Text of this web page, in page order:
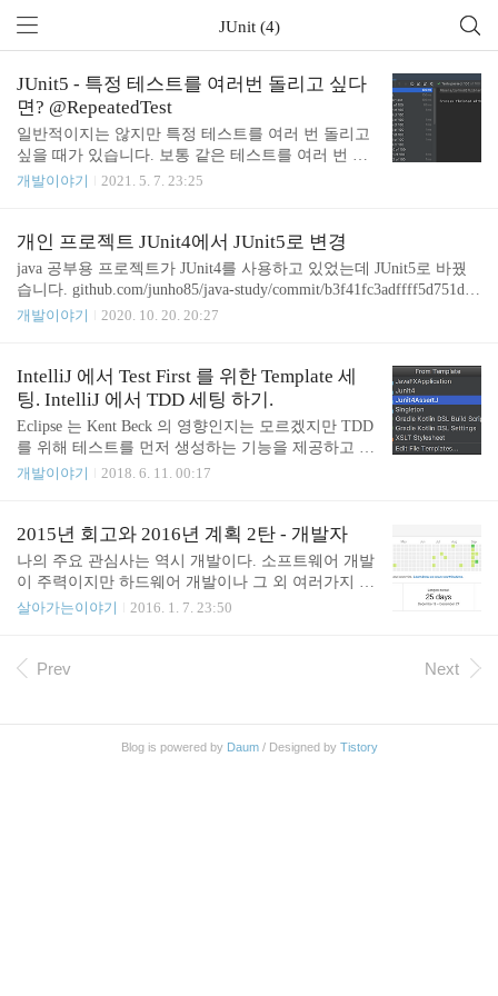
JUnit (4)
JUnit5 - 특정 테스트를 여러번 돌리고 싶다
면? @RepeatedTest
일반적이지는 않지만 특정 테스트를 여러 번 돌리고
싶을 때가 있습니다. 보통 같은 테스트를 여러 번 수
행해도 같은 결과가 나올 것이기 때문에 여러 번 돌
rameterizedTest를 사용하면 됩니다. 저는 최근 랜덤
값에 대한 테스트를 만들다가 @RepeatedTest를 사용
해 보았습니다. 사실 랜덤 값에 대한 테스트는 웬만
해서는 잘 만들지는 않습니다. 결괏값이 랜덤 하게
나올 수 있기 때문에 테스트의 성공 여부를 보장하지
와 동일하지는 않지만 대략적인 테스트 코드를 만들
어 보면 다음과 같습니다. @DisplayName("random nu
mber test..
개발이야기 2021. 5. 7. 23:25
개인 프로젝트 JUnit4에서 JUnit5로 변경
java 공부용 프로젝트가 JUnit4를 사용하고 있었는데 JUnit5로 바꿨
습니다. github.com/junho85/java-study/commit/b3f41fc3adffff5d751d2c
5b50265d60f231bdf0 junit4 -> junit5 · junho85/java-study@b3f41fc Ana
about the pages you visit and how many clicks you need to accomplish a t
ask...
개발이야기 2020. 10. 20. 20:27
IntelliJ 에서 Test First 를 위한 Template 세
팅. IntelliJ 에서 TDD 세팅 하기.
Eclipse 는 Kent Beck 의 영향인지는 모르겠지만 TDD
를 위해 테스트를 먼저 생성하는 기능을 제공하고 있
다. 그런데 IntelliJ 에는 이런 기능은 없고 이미 만들
트 케이스를 먼저 만드는 모습이다. Jupiter test 는 또
뭐지? 오랜만에 Eclipse 를 설치 해서 그런가 좀 적응
이 안되는 느낌이다. 방금 설치 한 Eclipse 버전은 Ox
기능은 없다. 다만 Eclipse 에서도 New JUnit Test Case
개발이야기 2018. 6. 11. 00:17
2015년 회고와 2016년 계획 2탄 - 개발자
나의 주요 관심사는 역시 개발이다. 소프트웨어 개발
이 주력이지만 하드웨어 개발이나 그 외 여러가지 개
발을 포함한다. 일종의 Maker 와 같은 개념이라고 보
년 세우는 계획 중 일일코딩이 있다. 단순 일일코딩
타 글쓰기나 이슈처리 등등 도 일일커밋에 포함되기
살아가는이야기 2016. 1. 7. 23:50
Prev Next
Blog is powered by Daum/ Designed by Tistory